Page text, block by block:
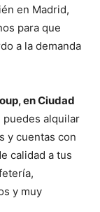
en Madrid,
para que
a la demanda
en Ciudad
puedes alquilar
y cuentas con
calidad a tus
y muy